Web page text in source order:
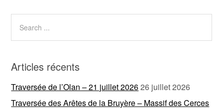
Articles récents
Traversée de l’Olan – 21 juillet 202626 juillet 2026
Traversée des Arêtes de la Bruyère – Massif des Cerces